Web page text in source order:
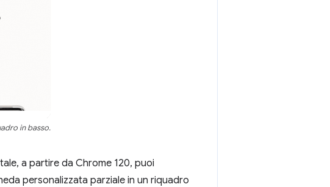
in basso.
a partire da Chrome 120, puoi
personalizzata parziale in un riquadro